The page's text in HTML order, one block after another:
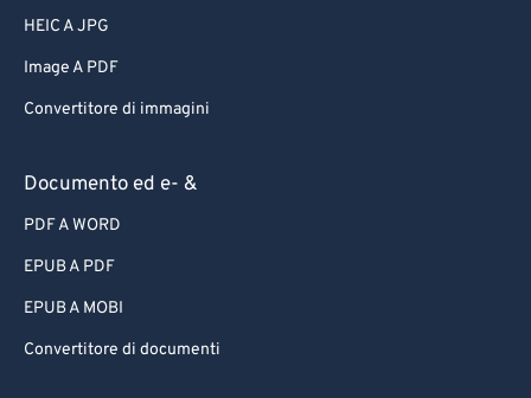
HEIC A JPG
Image A PDF
Convertitore di immagini
Documento ed e- &
PDF A WORD
EPUB A PDF
EPUB A MOBI
Convertitore di documenti